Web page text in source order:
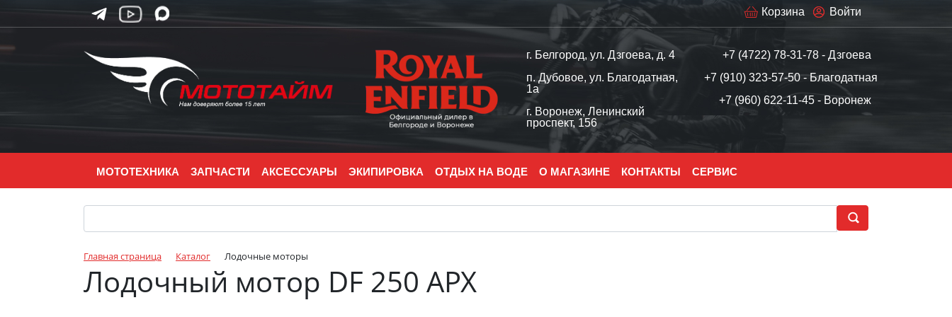
Войти
Корзина
г. Белгород, ул. Дзгоева, д. 4
п. Дубовое, ул. Благодатная,
1а
г. Воронеж, Ленинский
проспект, 156
+7 (4722) 78-31-78 - Дзгоева
+7 (910) 323-57-50 - Благодатная
+7 (960) 622-11-45 - Воронеж
МОТОТЕХНИКА ЗАПЧАСТИ АКСЕССУАРЫ ЭКИПИРОВКА ОТДЫХ НА ВОДЕ О МАГАЗИНЕ КОНТАКТЫ СЕРВИС
Главная страница Каталог Лодочные моторы
Лодочный мотор DF 250 APX